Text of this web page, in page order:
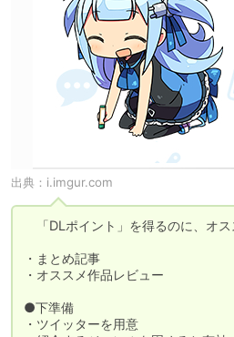
出典： i.imgur.com
「DLポイント」を得るのに、オス
・まとめ記事
・オススメ作品レビュー
●下準備
・ツイッターを用意